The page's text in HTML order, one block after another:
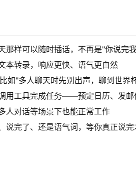
那样可以随时插话，不再是"你说完
本转录，响应更快、语气更自然
如"多人聊天时先别出声，聊到世
用工具完成任务——预定日历、发
人对话等场景下也能正常工作
说完了、还是语气词，等你真正说